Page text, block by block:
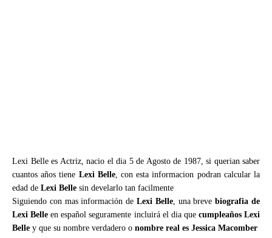
Lexi Belle es Actriz, nacio el dia 5 de Agosto de 1987, si querian saber
cuantos años tiene Lexi Belle, con esta informacion podran calcular la
edad de Lexi Belle sin develarlo tan facilmente
Siguiendo con mas información de Lexi Belle, una brevebiografia de
Lexi Belle en español seguramente incluirá el dia que cumpleaños Lexi
Belle y que su nombre verdadero o nombre real es Jessica Macomber